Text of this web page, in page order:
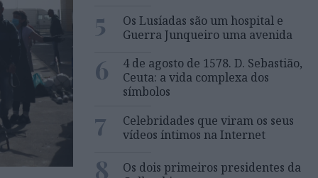
5
Os Lusíadas são um hospital e
Guerra Junqueiro uma avenida
6
4 de agosto de 1578. D. Sebastião,
Ceuta: a vida complexa dos
símbolos
7
Celebridades que viram os seus
vídeos íntimos na Internet
8
Os dois primeiros presidentes da